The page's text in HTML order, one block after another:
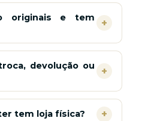
originais e tem
+
devolução ou
+
tem loja física? +